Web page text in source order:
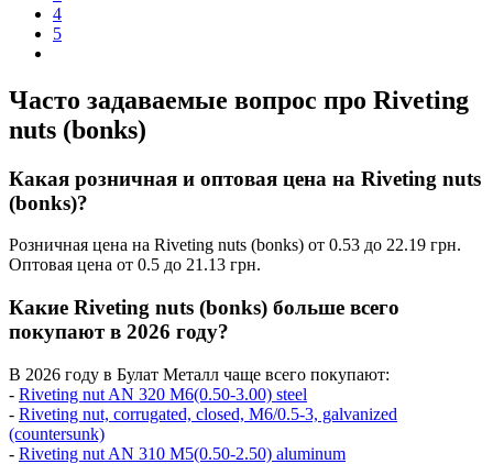
4
5
Часто задаваемые вопрос про Riveting
nuts (bonks)
Какая розничная и оптовая цена на Riveting nuts
(bonks)?
Розничная цена на Riveting nuts (bonks) от 0.53 до 22.19 грн.
Оптовая цена от 0.5 до 21.13 грн.
Какие Riveting nuts (bonks) больше всего
покупают в 2026 году?
В 2026 году в Булат Металл чаще всего покупают:
- Riveting nut AN 320 M6(0.50-3.00) steel
- Riveting nut, corrugated, closed, M6/0.5-3, galvanized
(countersunk)
- Riveting nut AN 310 M5(0.50-2.50) aluminum